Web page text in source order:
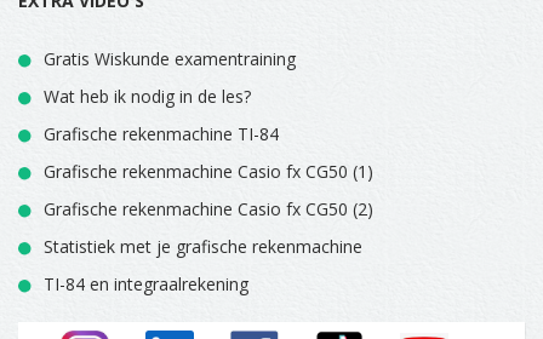
Gratis Wiskunde examentraining
Wat heb ik nodig in de les?
Grafische rekenmachine TI-84
Grafische rekenmachine Casio fx CG50 (1)
Grafische rekenmachine Casio fx CG50 (2)
Statistiek met je grafische rekenmachine
TI-84 en integraalrekening